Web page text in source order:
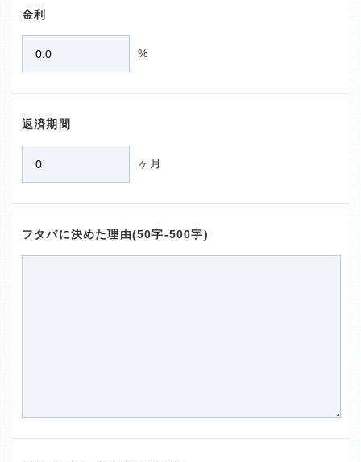
金利
%
返済期間
ヶ月
フタバに決めた理由(50字-500字)